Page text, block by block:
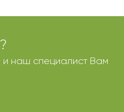
и наш специалист Вам